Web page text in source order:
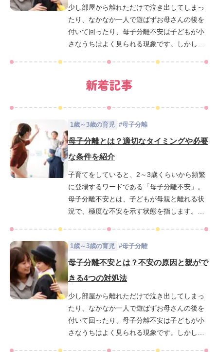
どについて説明していきます。
少し部屋から離れただけで泣き出してしまっ
たり、なかなか一人で遊ばずお母さんの後を
付いて回ったり、母子分離不安は子どもが小
さなうちはよく見られる現象です。しかし、
な原因が考えられるため注意する必要があり
ます。子どもの母子分離不安が心配なとき、
いったい親は何をどうするべきなのか、詳し
新着記事
1歳～3歳の育児 #母子分離
母子分離とは？適切なタイミングや必要
な条件を紹介
子育てをしていると、2～3歳くらいから頻繁
に登場するワードである「母子分離不安」。
母子分離不安とは、子どもが母親と離れる状
況で、極度な不安を示す状態を指します。コ
と、子どもに「母子分離不安」の様子がみら
れる場合の対処法などを解説いたしました
分離」をおこなう際のタイミングと心構えな
どについて説明していきます。
1歳～3歳の育児 #母子分離
母子分離不安とは？不安の原因と親がで
きる4つの対処法
少し部屋から離れただけで泣き出してしまっ
たり、なかなか一人で遊ばずお母さんの後を
付いて回ったり、母子分離不安は子どもが小
さなうちはよく見られる現象です。しかし、